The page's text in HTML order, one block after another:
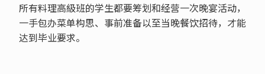
所有料理高級班的学生都要筹划和经营一次晚宴活动，
一手包办菜单构思、事前准备以至当晚餐饮招待，才能
达到毕业要求。